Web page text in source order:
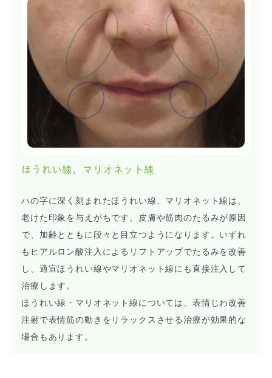
ほうれい線、マリオネット線
ハの字に深く刻まれたほうれい線、マリオネット線は、
老けた印象を与えがちです。皮膚や筋肉のたるみが原因
で、加齢とともに段々と目立つようになります。いずれ
もヒアルロン酸注入によるリフトアップでたるみを改善
し、適宜ほうれい線やマリオネット線にも直接注入して
治療します。
ほうれい線・マリオネット線については、表情じわ改善
注射で表情筋の動きをリラックスさせる治療が効果的な
場合もあります。